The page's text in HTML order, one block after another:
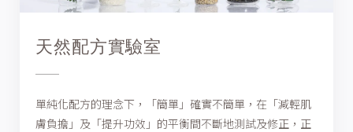
天然配方實驗室
單純化配方的理念下，「簡單」確實不簡單，在「減輕肌
膚負擔」及「提升功效」的平衡間不斷地測試及修正，正